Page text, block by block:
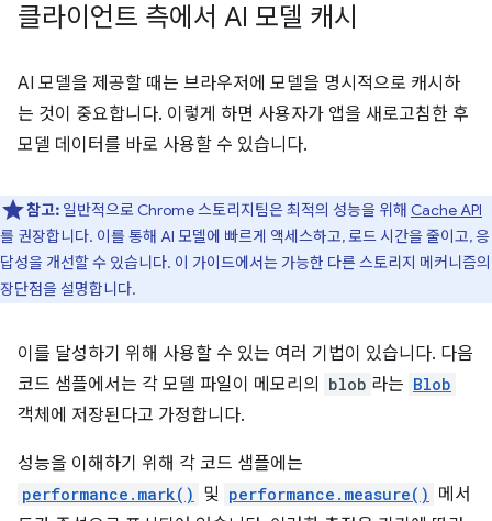
클라이언트 측에서 AI 모델 캐시
AI 모델을 제공할 때는 브라우저에 모델을 명시적으로 캐시하
는 것이 중요합니다. 이렇게 하면 사용자가 앱을 새로고침한 후
모델 데이터를 바로 사용할 수 있습니다.
참고: 일반적으로 Chrome 스토리지팀은 최적의 성능을 위해 Cache API
를 권장합니다. 이를 통해 AI 모델에 빠르게 액세스하고, 로드 시간을 줄이고, 응
답성을 개선할 수 있습니다. 이 가이드에서는 가능한 다른 스토리지 메커니즘의
장단점을 설명합니다.
이를 달성하기 위해 사용할 수 있는 여러 기법이 있습니다. 다음
코드 샘플에서는 각 모델 파일이 메모리의
blob 라는 Blob
객체에 저장된다고 가정합니다.
성능을 이해하기 위해 각 코드 샘플에는
performance.mark() 및 performance.measure() 메서